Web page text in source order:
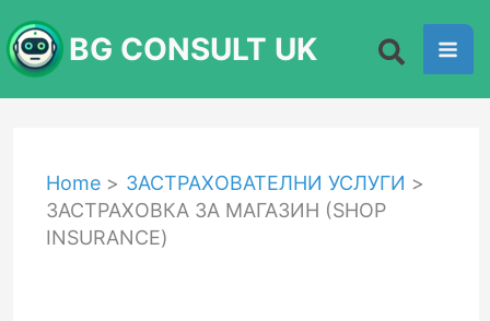
to
content
BG CONSULT UK
Home
ЗАСТРАХОВАТЕЛНИ УСЛУГИ
ЗАСТРАХОВКА ЗА МАГАЗИН (SHOP
INSURANCE)